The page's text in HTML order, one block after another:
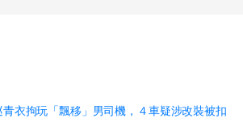
青衣拘玩「飄移」男司機，４車疑涉改裝被扣